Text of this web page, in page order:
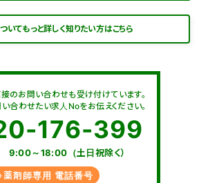
いてもっと詳しく知りたい方はこちら
のお問い合わせも受け付けています。
合わせたい求人Noをお伝えください。
176-399
9:00～18:00（土日祝除く）
剤師専用 電話番号